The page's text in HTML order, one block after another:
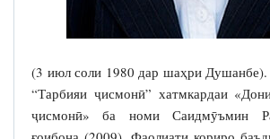
(3 июл соли 1980 дар шаҳри
“Тарбияи ҷисмонӣ” хатмкардаи
ҷисмонӣ» ба номи Саидмӯъмин